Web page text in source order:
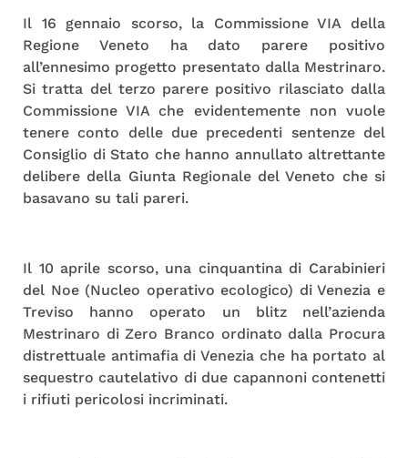
Il 16 gennaio scorso, la Commissione VIA della
Regione Veneto ha dato parere positivo
all’ennesimo progetto presentato dalla Mestrinaro.
Si tratta del terzo parere positivo rilasciato dalla
Commissione VIA che evidentemente non vuole
tenere conto delle due precedenti sentenze del
Consiglio di Stato che hanno annullato altrettante
delibere della Giunta Regionale del Veneto che si
basavano su tali pareri.
Il 10 aprile scorso, una cinquantina di Carabinieri
del Noe (Nucleo operativo ecologico) di Venezia e
Treviso hanno operato un blitz nell’azienda
Mestrinaro di Zero Branco ordinato dalla Procura
distrettuale antimafia di Venezia che ha portato al
sequestro cautelativo di due capannoni contenetti
i rifiuti pericolosi incriminati.